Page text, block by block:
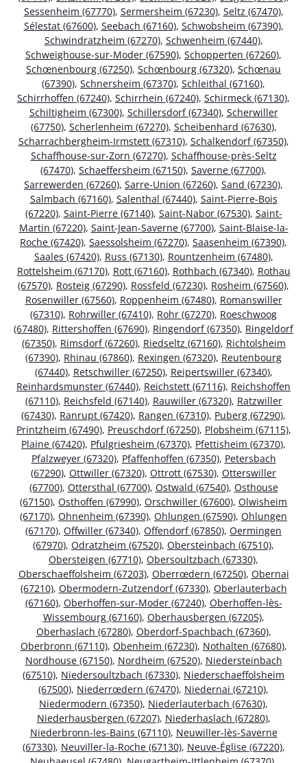
Sessenheim (67770), Sermersheim (67230), Seltz (67470),
Sélestat (67600), Seebach (67160), Schwobsheim (67390),
Schwindratzheim (67270), Schwenheim (67440),
Schweighouse-sur-Moder (67590), Schopperten (67260),
Schœnenbourg (67250), Schœnbourg (67320), Schœnau
(67390), Schnersheim (67370), Schleithal (67160),
Schirrhoffen (67240), Schirrhein (67240), Schirmeck (67130),
Schiltigheim (67300), Schillersdorf (67340), Scherwiller
(67750), Scherlenheim (67270), Scheibenhard (67630),
Scharrachbergheim-Irmstett (67310), Schalkendorf (67350),
Schaffhouse-sur-Zorn (67270), Schaffhouse-près-Seltz
(67470), Schaeffersheim (67150), Saverne (67700),
Sarrewerden (67260), Sarre-Union (67260), Sand (67230),
Salmbach (67160), Salenthal (67440), Saint-Pierre-Bois
(67220), Saint-Pierre (67140), Saint-Nabor (67530), Saint-
Martin (67220), Saint-Jean-Saverne (67700), Saint-Blaise-la-
Roche (67420), Saessolsheim (67270), Saasenheim (67390),
Saales (67420), Russ (67130), Rountzenheim (67480),
Rottelsheim (67170), Rott (67160), Rothbach (67340), Rothau
(67570), Rosteig (67290), Rossfeld (67230), Rosheim (67560),
Rosenwiller (67560), Roppenheim (67480), Romanswiller
(67310), Rohrwiller (67410), Rohr (67270), Roeschwoog
(67480), Rittershoffen (67690), Ringendorf (67350), Ringeldorf
(67350), Rimsdorf (67260), Riedseltz (67160), Richtolsheim
(67390), Rhinau (67860), Rexingen (67320), Reutenbourg
(67440), Retschwiller (67250), Reipertswiller (67340),
Reinhardsmunster (67440), Reichstett (67116), Reichshoffen
(67110), Reichsfeld (67140), Rauwiller (67320), Ratzwiller
(67430), Ranrupt (67420), Rangen (67310), Puberg (67290),
Printzheim (67490), Preuschdorf (67250), Plobsheim (67115),
Plaine (67420), Pfulgriesheim (67370), Pfettisheim (67370),
Pfalzweyer (67320), Pfaffenhoffen (67350), Petersbach
(67290), Ottwiller (67320), Ottrott (67530), Otterswiller
(67700), Ottersthal (67700), Ostwald (67540), Osthouse
(67150), Osthoffen (67990), Orschwiller (67600), Olwisheim
(67170), Ohnenheim (67390), Ohlungen (67590), Ohlungen
(67170), Offwiller (67340), Offendorf (67850), Oermingen
(67970), Odratzheim (67520), Obersteinbach (67510),
Obersteigen (67710), Obersoultzbach (67330),
Oberschaeffolsheim (67203), Oberrœdern (67250), Obernai
(67210), Obermodern-Zutzendorf (67330), Oberlauterbach
(67160), Oberhoffen-sur-Moder (67240), Oberhoffen-lès-
Wissembourg (67160), Oberhausbergen (67205),
Oberhaslach (67280), Oberdorf-Spachbach (67360),
Oberbronn (67110), Obenheim (67230), Nothalten (67680),
Nordhouse (67150), Nordheim (67520), Niedersteinbach
(67510), Niedersoultzbach (67330), Niederschaeffolsheim
(67500), Niederrœdern (67470), Niedernai (67210),
Niedermodern (67350), Niederlauterbach (67630),
Niederhausbergen (67207), Niederhaslach (67280),
Niederbronn-les-Bains (67110), Neuwiller-lès-Saverne
(67330), Neuviller-la-Roche (67130), Neuve-Église (67220),